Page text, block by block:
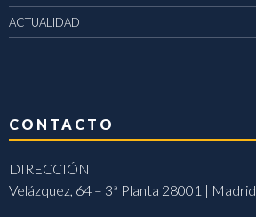
ACTUALIDAD
CONTACTO
DIRECCIÓN
Velázquez, 64 – 3ª Planta 28001 | Madrid